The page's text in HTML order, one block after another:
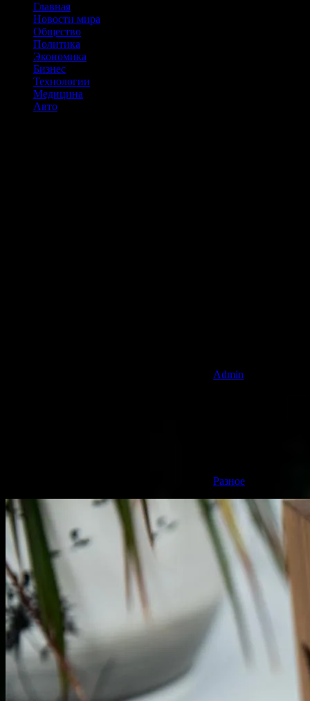
Главная
Новости мира
Общество
Политика
Экономика
Бизнес
Технологии
Медицина
Авто
Admin
Разное